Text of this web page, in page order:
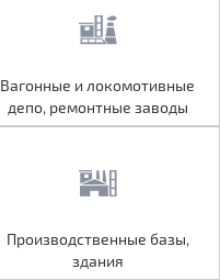
Вагонные и локомотивные
Производственные базы,
Вагонные и локомотивные
депо, ремонтные заводы
Производственные базы,
здания